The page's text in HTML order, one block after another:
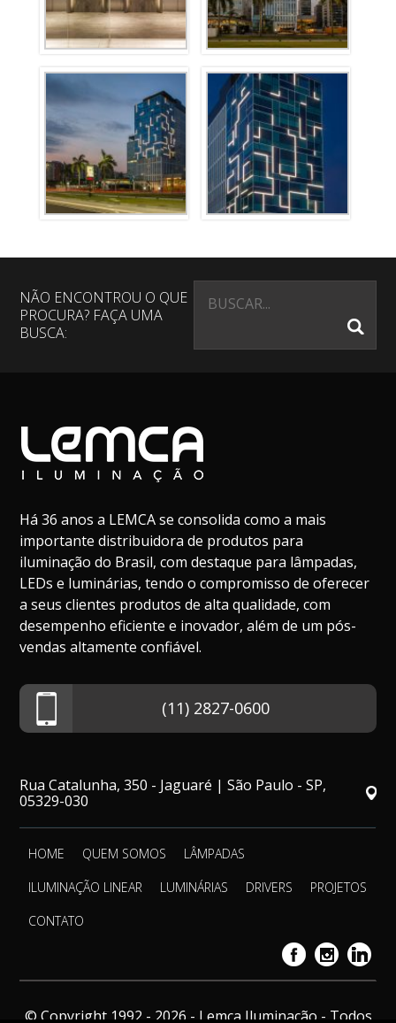
NÃO ENCONTROU O QUE
PROCURA? FAÇA UMA
BUSCA:
Há 36 anos a LEMCA se consolida como a mais
importante distribuidora de produtos para
iluminação do Brasil, com destaque para lâmpadas,
LEDs e luminárias, tendo o compromisso de oferecer
a seus clientes produtos de alta qualidade, com
desempenho eficiente e inovador, além de um pós-
vendas altamente confiável.
(11) 2827-0600
Rua Catalunha, 350 - Jaguaré | São Paulo - SP,
05329-030
HOME QUEM SOMOS
LÂMPADAS
ILUMINAÇÃO LINEAR
LUMINÁRIAS DRIVERS
PROJETOS
CONTATO
© Copyright 1992 - 2026 - Lemca Iluminação - Todos